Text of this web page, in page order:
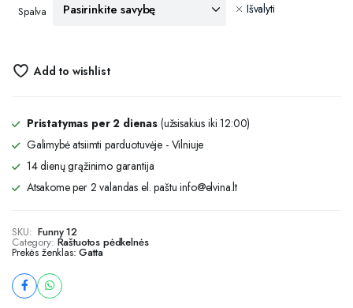
Spalva Išvalyti
Add to wishlist
Pristatymas per 2 dienas (užsisakius iki 12:00)
Galimybė atsiimti parduotuvėje - Vilniuje
14 dienų grąžinimo garantija
Atsakome per 2 valandas el. paštu info@elvina.lt
SKU: Funny 12
Category: Raštuotos pėdkelnės
Prekės ženklas:Gatta